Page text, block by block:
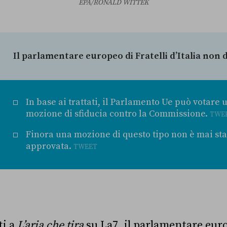
EPA/RONALD WITTEK
Il parlamentare europeo di Fratelli d’Italia non
In base ai trattati, il Parlamento Ue può votare
mozione di sfiducia contro la Commissione.
Finora una mozione di questo tipo non è mai
approvata. TWEET